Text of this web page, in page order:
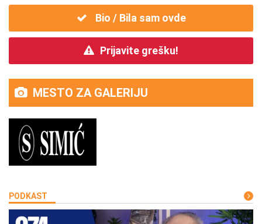
Bio / Bila sam ovde
Prijavite grešku!
MESTO ZA GALERIJU
PODKAST